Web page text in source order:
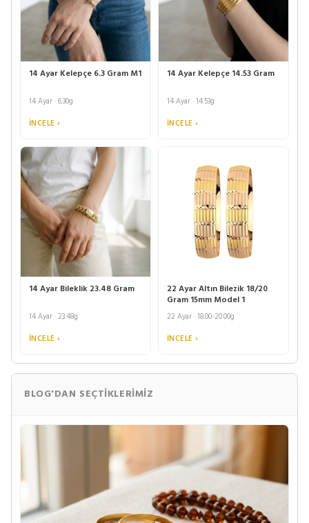
14 Ayar Kelepçe 6.3 Gram M1
14 Ayar · 6.30g
İNCELE ›
14 Ayar Kelepçe 14.53 Gram
14 Ayar · 14.53g
İNCELE ›
14 Ayar Bileklik 23.48 Gram
14 Ayar · 23.48g
İNCELE ›
22 Ayar Altın Bilezik 18/20
Gram 15mm Model 1
22 Ayar · 18.00-20.00g
İNCELE ›
BLOG'DAN SEÇTIKLERIMIZ